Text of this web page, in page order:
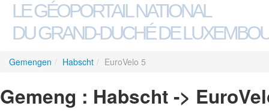
LE GÉOPORTAIL NATIONAL
DU GRAND-DUCHÉ DE
Gemengen / Habscht / EuroVelo 5
Gemeng : Habscht ->